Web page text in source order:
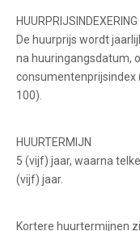
HUURPRIJSINDEXERING
De huurprijs wordt
na huuringangsdatum,
consumentenprijsindex
100).
HUURTERMIJN
5 (vijf) jaar, waarna
(vijf) jaar.
Kortere huurtermijnen